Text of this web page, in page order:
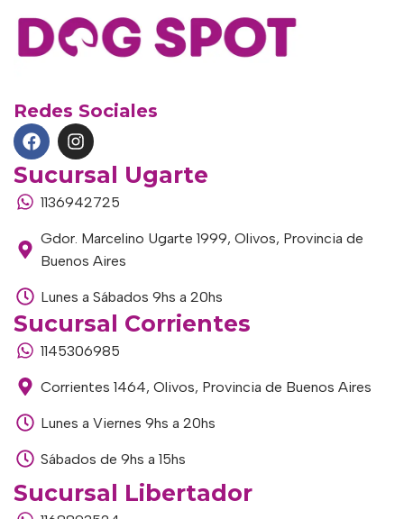
Redes Sociales
Sucursal Ugarte
1136942725
Gdor. Marcelino Ugarte 1999, Olivos, Provincia de
Buenos Aires
Lunes a Sábados 9hs a 20hs
Sucursal Corrientes
1145306985
Corrientes 1464, Olivos, Provincia de Buenos Aires
Lunes a Viernes 9hs a 20hs
Sábados de 9hs a 15hs
Sucursal Libertador